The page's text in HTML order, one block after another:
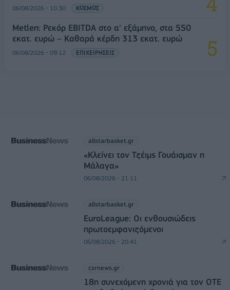
06/08/2026 - 10:30 ΚΟΣΜΟΣ
Metlen: Ρεκόρ EBITDA στο α' εξάμηνο, στα 550
εκατ. ευρώ – Καθαρά κέρδη 313 εκατ. ευρώ
06/08/2026 - 09:12 ΕΠΙΧΕΙΡΗΣΕΙΣ
allstarbasket.gr
«Κλείνει τον Τζέιμς Γουάισμαν η
Μάλαγα»
06/08/2026 - 21:11
allstarbasket.gr
EuroLeague: Οι ενθουσιώδεις
πρωτοεμφανιζόμενοι
06/08/2026 - 20:41
csrnews.gr
18η συνεχόμενη χρονιά για τον ΟΤΕ